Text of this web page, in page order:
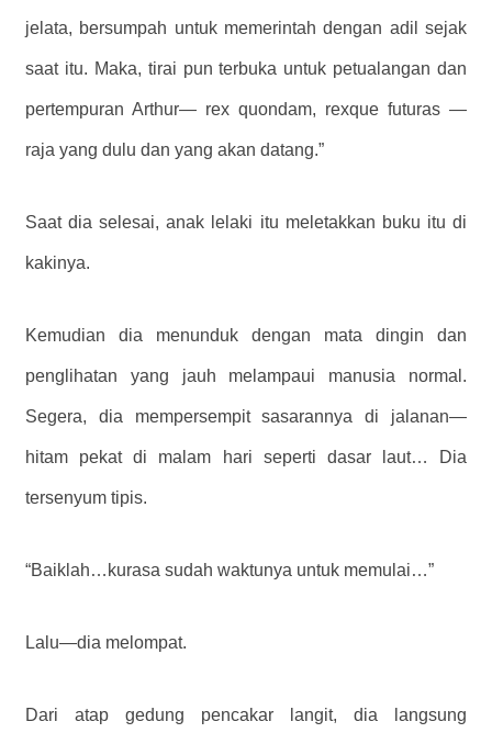
jelata, bersumpah untuk memerintah dengan adil sejak
saat itu. Maka, tirai pun terbuka untuk petualangan dan
pertempuran Arthur— rex quondam, rexque futuras —
raja yang dulu dan yang akan datang.”
Saat dia selesai, anak lelaki itu meletakkan buku itu di
kakinya.
Kemudian dia menunduk dengan mata dingin dan
penglihatan yang jauh melampaui manusia normal.
Segera, dia mempersempit sasarannya di jalanan—
hitam pekat di malam hari seperti dasar laut… Dia
tersenyum tipis.
“Baiklah…kurasa sudah waktunya untuk memulai…”
Lalu—dia melompat.
Dari atap gedung pencakar langit, dia langsung